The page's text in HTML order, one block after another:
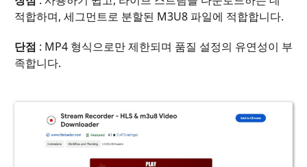
적합하며, 세그먼트로 분할된 M3U8 파일에 적합합니다.
단점 : MP4 형식으로만 제한되며 품질 설정의 유연성이 부
족합니다.